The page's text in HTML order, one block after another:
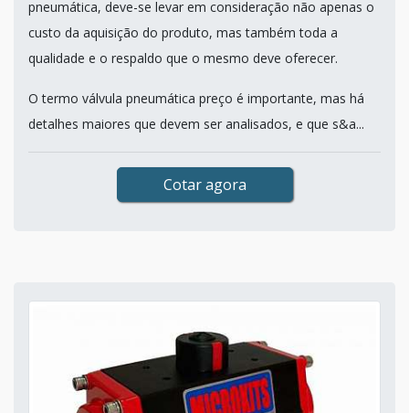
pneumática, deve-se levar em consideração não apenas o
custo da aquisição do produto, mas também toda a
qualidade e o respaldo que o mesmo deve oferecer.
O termo válvula pneumática preço é importante, mas há
detalhes maiores que devem ser analisados, e que s&a...
Cotar agora